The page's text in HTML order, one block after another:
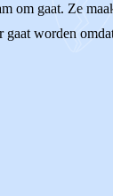
om gaat. Ze
worden